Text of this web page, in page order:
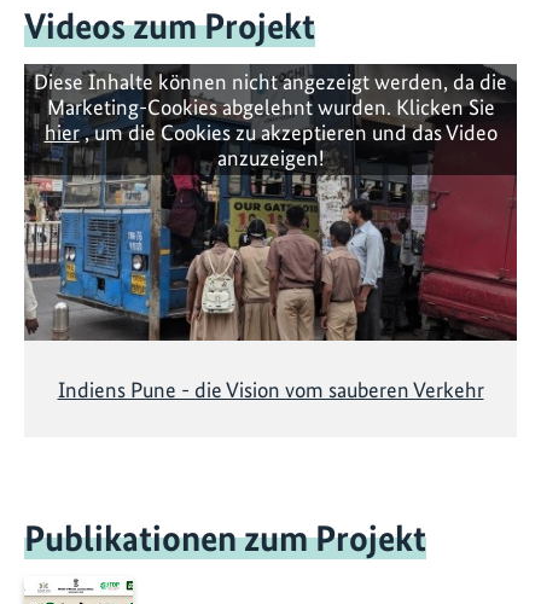
Videos zum Projekt
Diese Inhalte können nicht angezeigt werden, da die
Marketing-Cookies abgelehnt wurden. Klicken Sie
hier, um die Cookies zu akzeptieren und das Video
anzuzeigen!
Indiens Pune - die Vision vom sauberen Verkehr
Publikationen zum Projekt